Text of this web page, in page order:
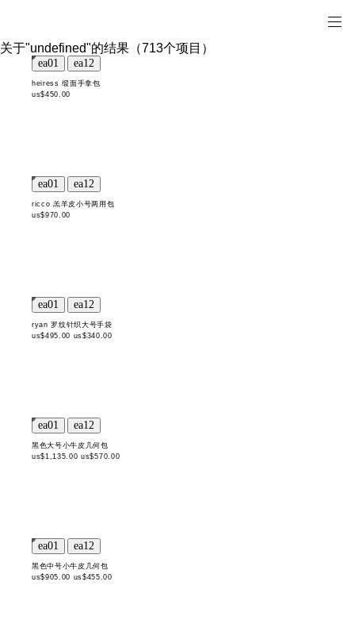
关于"undefined"的结果（713个项目）
heiress 缎面手拿包
us$450.00
ricco 羔羊皮小号两用包
us$970.00
ryan 罗纹针织大号手袋
us$495.00 us$340.00
黑色大号小牛皮几何包
us$1,135.00 us$570.00
黑色中号小牛皮几何包
us$905.00 us$455.00